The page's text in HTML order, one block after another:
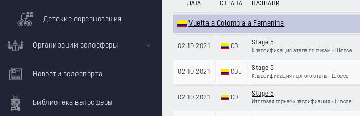
Детские соревнования
Организации велосферы
Новости велоспорта
Библиотека велосферы
ДАТА СТРАНА НАЗВАНИЕ
Vuelta a Colombia a Femenina
02.10.2021 COL
Stage 5
Классификация этапа по очкам - Шоссе
02.10.2021 COL
Stage 5
Классификация горного этапа - Шоссе
02.10.2021 COL
Stage 5
Итоговая горная классифиация - Шоссе